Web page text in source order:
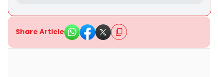
Share Article